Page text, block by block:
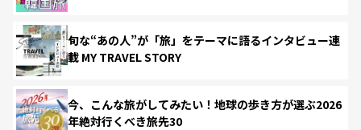
旬な“あの人”が「旅」をテーマに語るインタビュー連
載 MY TRAVEL STORY
今、こんな旅がしてみたい！地球の歩き方が選ぶ2026
年絶対行くべき旅先30